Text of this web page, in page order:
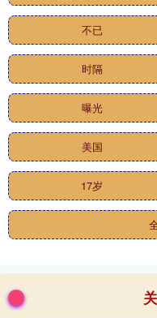
不已
时隔
曝光
美国
17岁